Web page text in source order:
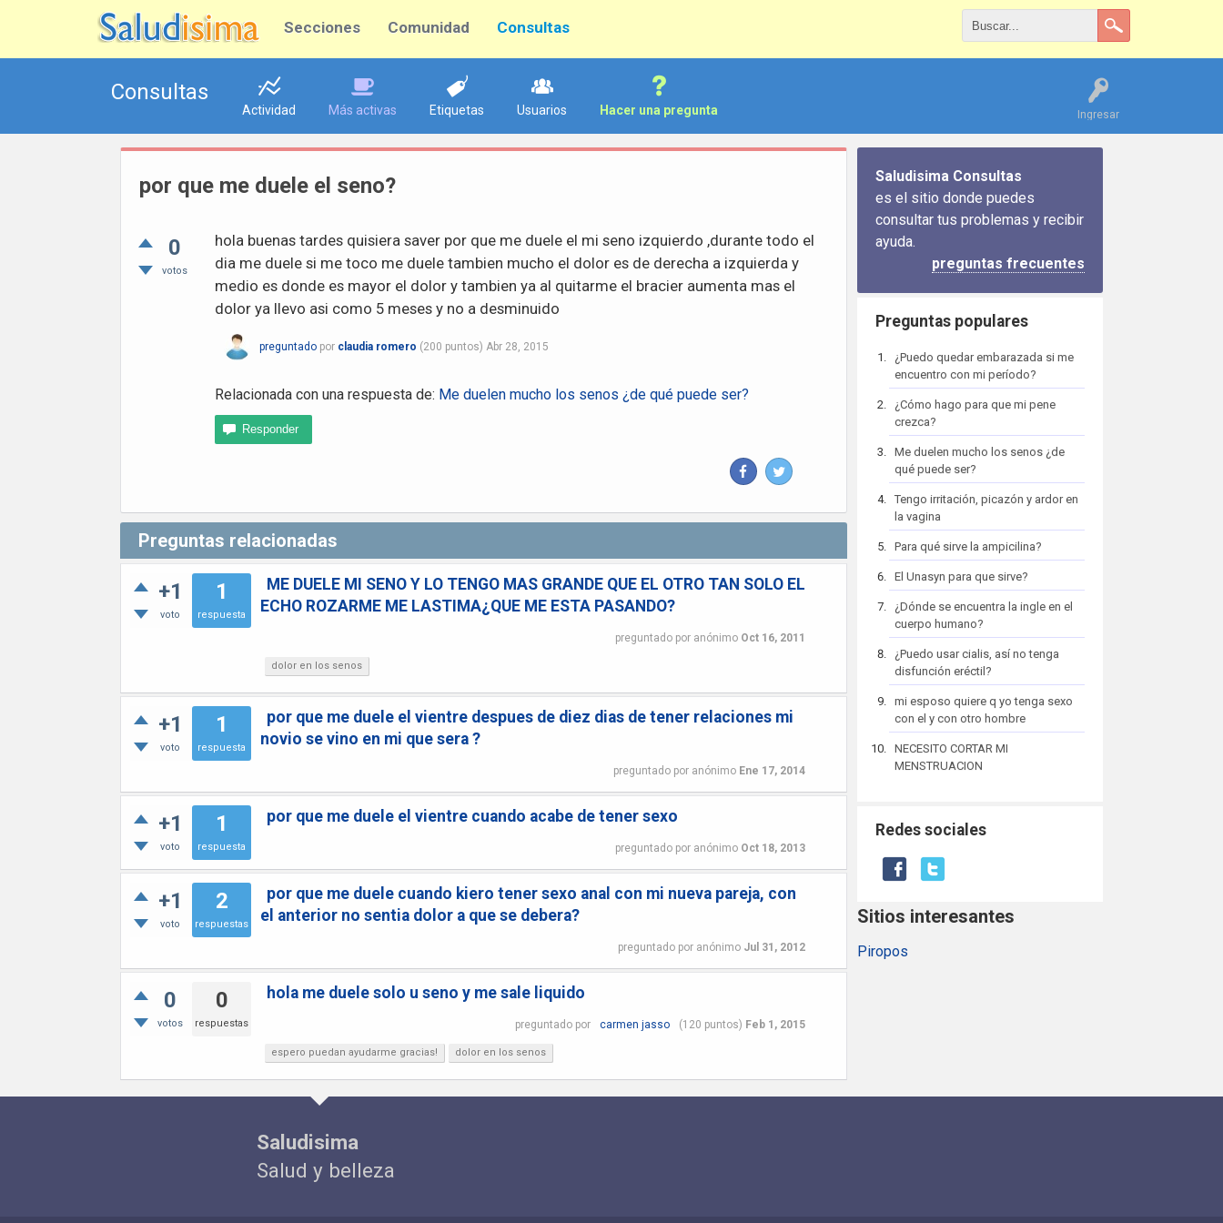
Secciones Comunidad Consultas
Ingresar
Consultas
Actividad Más activas Etiquetas Usuarios Hacer una pregunta
por que me duele el seno?
0
votos
hola buenas tardes quisiera saver por que me duele el mi seno izquierdo ,durante todo el
dia me duele si me toco me duele tambien mucho el dolor es de derecha a izquierda y
medio es donde es mayor el dolor y tambien ya al quitarme el bracier aumenta mas el
dolor ya llevo asi como 5 meses y no a desminuido
preguntado por claudia romero (200 puntos) Abr 28, 2015
Relacionada con una respuesta de: Me duelen mucho los senos ¿de qué puede ser?
Preguntas relacionadas
+1
voto
1
respuesta
ME DUELE MI SENO Y LO TENGO MAS GRANDE QUE EL OTRO TAN SOLO EL
ECHO ROZARME ME LASTIMA¿QUE ME ESTA PASANDO?
preguntado por anónimo Oct 16, 2011
dolor en los senos
+1
voto
1
respuesta
por que me duele el vientre despues de diez dias de tener relaciones mi
novio se vino en mi que sera ?
preguntado por anónimo Ene 17, 2014
+1
voto
1
respuesta
por que me duele el vientre cuando acabe de tener sexo
preguntado por anónimo Oct 18, 2013
+1
voto
2
respuestas
por que me duele cuando kiero tener sexo anal con mi nueva pareja, con
el anterior no sentia dolor a que se debera?
preguntado por anónimo Jul 31, 2012
0
votos
0
respuestas
hola me duele solo u seno y me sale liquido
preguntado por carmen jasso (120 puntos) Feb 1, 2015
espero puedan ayudarme gracias! dolor en los senos
Saludisima Consultas
es el sitio donde puedes
consultar tus problemas y recibir
ayuda.
preguntas frecuentes
Preguntas populares
¿Puedo quedar embarazada si me
encuentro con mi período?
¿Cómo hago para que mi pene
crezca?
Me duelen mucho los senos ¿de
qué puede ser?
Tengo irritación, picazón y ardor en
la vagina
Para qué sirve la ampicilina?
El Unasyn para que sirve?
¿Dónde se encuentra la ingle en el
cuerpo humano?
¿Puedo usar cialis, así no tenga
disfunción eréctil?
mi esposo quiere q yo tenga sexo
con el y con otro hombre
NECESITO CORTAR MI
MENSTRUACION
Redes sociales
Sitios interesantes
Piropos
Saludisima
Salud y belleza